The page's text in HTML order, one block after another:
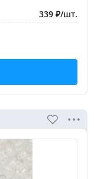
339 ₽/шт.